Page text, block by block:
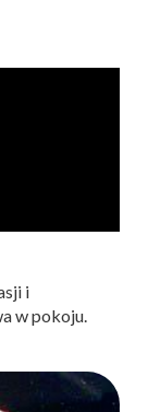
i
w pokoju.